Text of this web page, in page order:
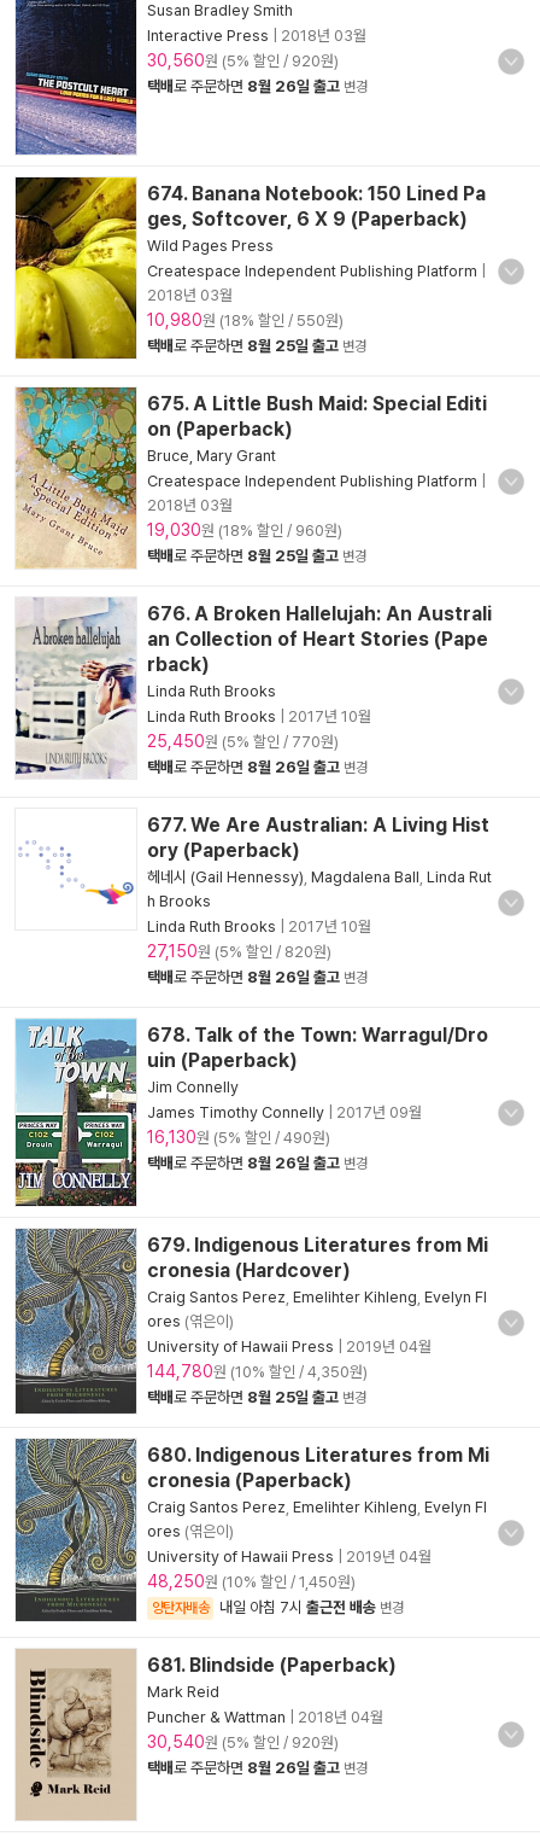
Susan Bradley Smith
Interactive Press
2018년 03월
30,560원 (5% 할인 / 920원)
택배로 주문하면 8월 26일 출고 변경
674. Banana Notebook: 150 Lined Pa
ges, Softcover, 6 X 9 (Paperback)
Wild Pages Press
Createspace Independent Publishing Platform
2018년 03월
10,980원 (18% 할인 / 550원)
택배로 주문하면 8월 25일 출고 변경
675. A Little Bush Maid: Special Editi
on (Paperback)
Bruce, Mary Grant
Createspace Independent Publishing Platform
2018년 03월
19,030원 (18% 할인 / 960원)
택배로 주문하면 8월 25일 출고 변경
676. A Broken Hallelujah: An Australi
an Collection of Heart Stories (Pape
rback)
Linda Ruth Brooks
Linda Ruth Brooks
2017년 10월
25,450원 (5% 할인 / 770원)
택배로 주문하면 8월 26일 출고 변경
677. We Are Australian: A Living Hist
ory (Paperback)
헤네시 (Gail Hennessy) Magdalena Ball Linda Rut
h Brooks
Linda Ruth Brooks
2017년 10월
27,150원 (5% 할인 / 820원)
택배로 주문하면 8월 26일 출고 변경
678. Talk of the Town: Warragul/Dro
uin (Paperback)
Jim Connelly
James Timothy Connelly
2017년 09월
16,130원 (5% 할인 / 490원)
택배로 주문하면 8월 26일 출고 변경
679. Indigenous Literatures from Mi
cronesia (Hardcover)
Craig Santos Perez Emelihter Kihleng Evelyn Fl
ores (엮은이)
University of Hawaii Press
2019년 04월
144,780원 (10% 할인 / 4,350원)
택배로 주문하면 8월 25일 출고 변경
680. Indigenous Literatures from Mi
cronesia (Paperback)
Craig Santos Perez Emelihter Kihleng Evelyn Fl
ores (엮은이)
University of Hawaii Press
2019년 04월
48,250원 (10% 할인 / 1,450원)
양탄자배송 내일 아침 7시 출근전 배송 변경
681. Blindside (Paperback)
Mark Reid
Puncher & Wattman
2018년 04월
30,540원 (5% 할인 / 920원)
택배로 주문하면 8월 26일 출고 변경